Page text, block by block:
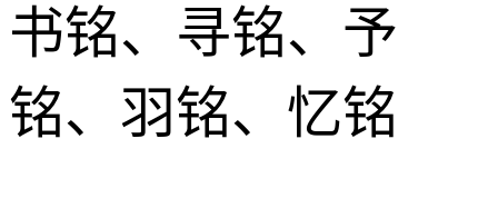
书铭、寻铭、予
铭、羽铭、忆铭